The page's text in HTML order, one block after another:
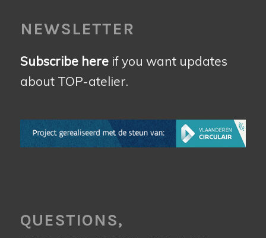
NEWSLETTER
Subscribe hereif you want updates
about TOP-atelier.
QUESTIONS,